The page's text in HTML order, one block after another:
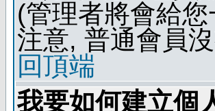
(管理者將會給
注意, 普通會員
回頂端
我要如何建立個